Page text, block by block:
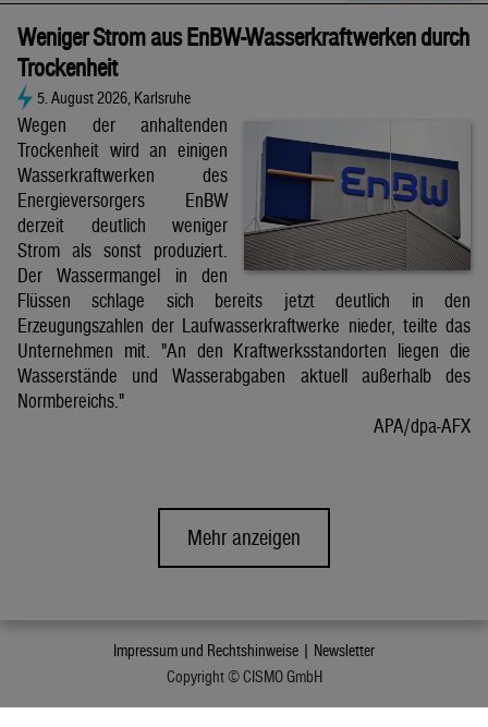
Weniger Strom aus EnBW-Wasserkraftwerken durch
Trockenheit
5. August 2026, Karlsruhe
Wegen der anhaltenden
Trockenheit wird an einigen
Wasserkraftwerken des
Energieversorgers EnBW
derzeit deutlich weniger
Strom als sonst produziert.
Der Wassermangel in den
Flüssen schlage sich bereits jetzt deutlich in den
Erzeugungszahlen der Laufwasserkraftwerke nieder, teilte das
Unternehmen mit. "An den Kraftwerksstandorten liegen die
Wasserstände und Wasserabgaben aktuell außerhalb des
Normbereichs."
APA/dpa-AFX
Mehr anzeigen
Impressum und Rechtshinweise | Newsletter
Copyright © CISMO GmbH